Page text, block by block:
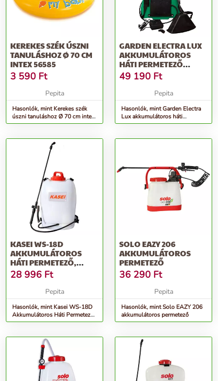
KEREKES SZÉK ÚSZNI
TANULÁSHOZ Ø 70 CM
INTEX 56585
3 590 Ft
Pepita
Hasonlók, mint Kerekes szék
úszni tanuláshoz Ø 70 cm intex
56585
GARDEN ELECTRA LUX
AKKUMULÁTOROS
HÁTI PERMETEZŐ
TANÚSÍTÓ MATRICÁV...
49 190 Ft
Pepita
Hasonlók, mint Garden Electra
Lux akkumulátoros háti
Permetező tanúsító matricáv...
KASEI WS-18D
AKKUMULÁTOROS
HÁTI PERMETEZŐ,
FEHÉR-NARANCS
28 996 Ft
Pepita
Hasonlók, mint Kasei WS-18D
Akkumulátoros Háti Permetező,
Fehér-Narancs
SOLO EAZY 206
AKKUMULÁTOROS
PERMETEZŐ
36 290 Ft
Pepita
Hasonlók, mint Solo EAZY 206
akkumulátoros permetező